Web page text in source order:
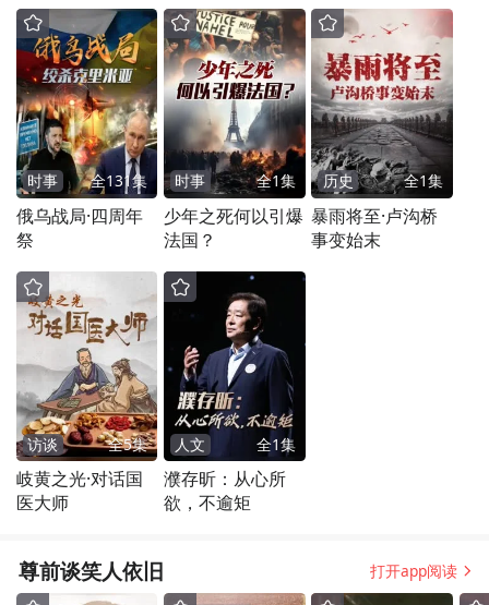
时事 全131集
俄乌战局·四周年
祭
时事 全1集
少年之死何以引爆
法国？
历史 全1集
暴雨将至·卢沟桥
事变始末
访谈 全5集
岐黄之光·对话国
医大师
人文 全1集
濮存昕：从心所
欲，不逾矩
尊前谈笑人依旧 打开app阅读